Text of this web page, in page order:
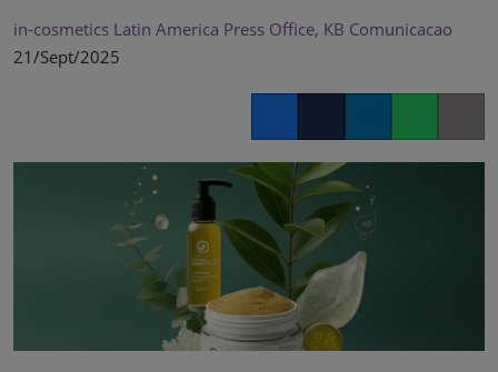
in-cosmetics Latin America Press Office, KB Comunicacao
21/Sept/2025